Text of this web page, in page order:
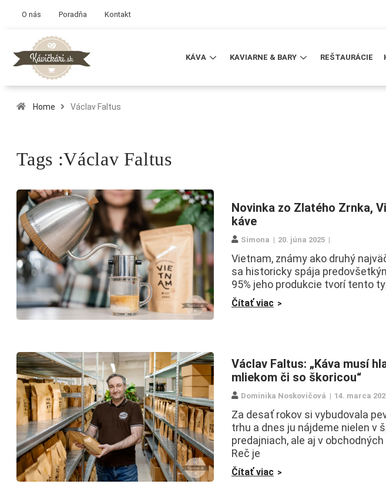
O nás Poradňa Kontakt
KÁVA KAVIARNE & BARY REŠTAURÁCIE
Home Václav Faltus
Tags :Václav Faltus
Novinka zo Zlatého Zrnka,
káve
Simona 20. júna 2025
Vietnam, známy ako druhý
sa historicky spája
95% jeho produkcie tvorí tento
Čítať viac
Václav Faltus: „Káva musí
mliekom či so škoricou“
Dominika Noskovičová 14. marca
Za desať rokov si vybudovala
trhu a dnes ju nájdeme nielen v
predajniach, ale aj v
Reč je
Čítať viac